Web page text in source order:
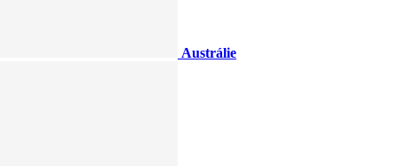
Austrálie